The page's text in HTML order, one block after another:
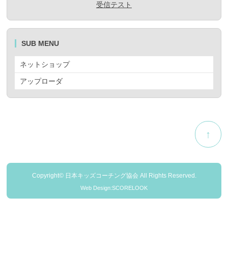
受信テスト
SUB MENU
ネットショップ
アップローダ
↑
Copyright© 日本キッズコーチング協会 All Rights Reserved.
Web Design:SCORELOOK